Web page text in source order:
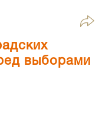
выборами